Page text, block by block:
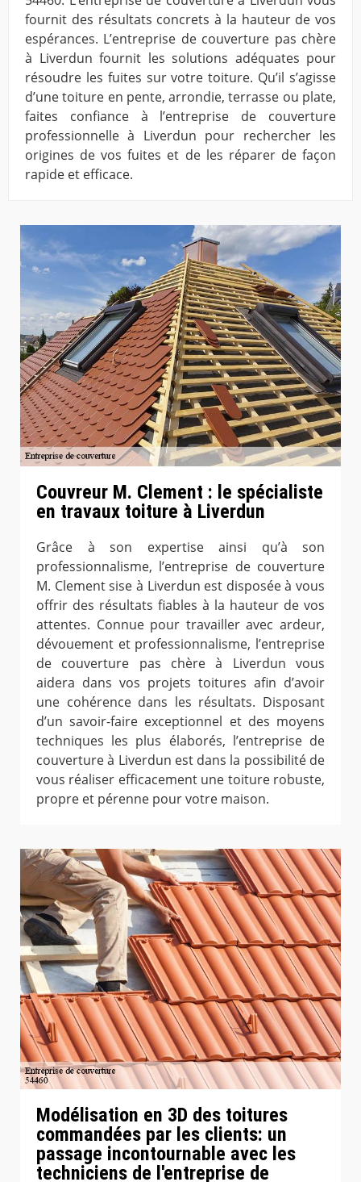
fournit des résultats concrets à la hauteur de vos
espérances. L’entreprise de couverture pas chère
à Liverdun fournit les solutions adéquates pour
résoudre les fuites sur votre toiture. Qu’il s’agisse
d’une toiture en pente, arrondie, terrasse ou plate,
faites confiance à l’entreprise de couverture
professionnelle à Liverdun pour rechercher les
origines de vos fuites et de les réparer de façon
rapide et efficace.
Couvreur M. Clement : le spécialiste
en travaux toiture à Liverdun
Grâce à son expertise ainsi qu’à son
professionnalisme, l’entreprise de couverture
M. Clement sise à Liverdun est disposée à vous
offrir des résultats fiables à la hauteur de vos
attentes. Connue pour travailler avec ardeur,
dévouement et professionnalisme, l’entreprise
de couverture pas chère à Liverdun vous
aidera dans vos projets toitures afin d’avoir
une cohérence dans les résultats. Disposant
d’un savoir-faire exceptionnel et des moyens
techniques les plus élaborés, l’entreprise de
couverture à Liverdun est dans la possibilité de
vous réaliser efficacement une toiture robuste,
propre et pérenne pour votre maison.
Modélisation en 3D des toitures
commandées par les clients: un
passage incontournable avec les
techniciens de l'entreprise de